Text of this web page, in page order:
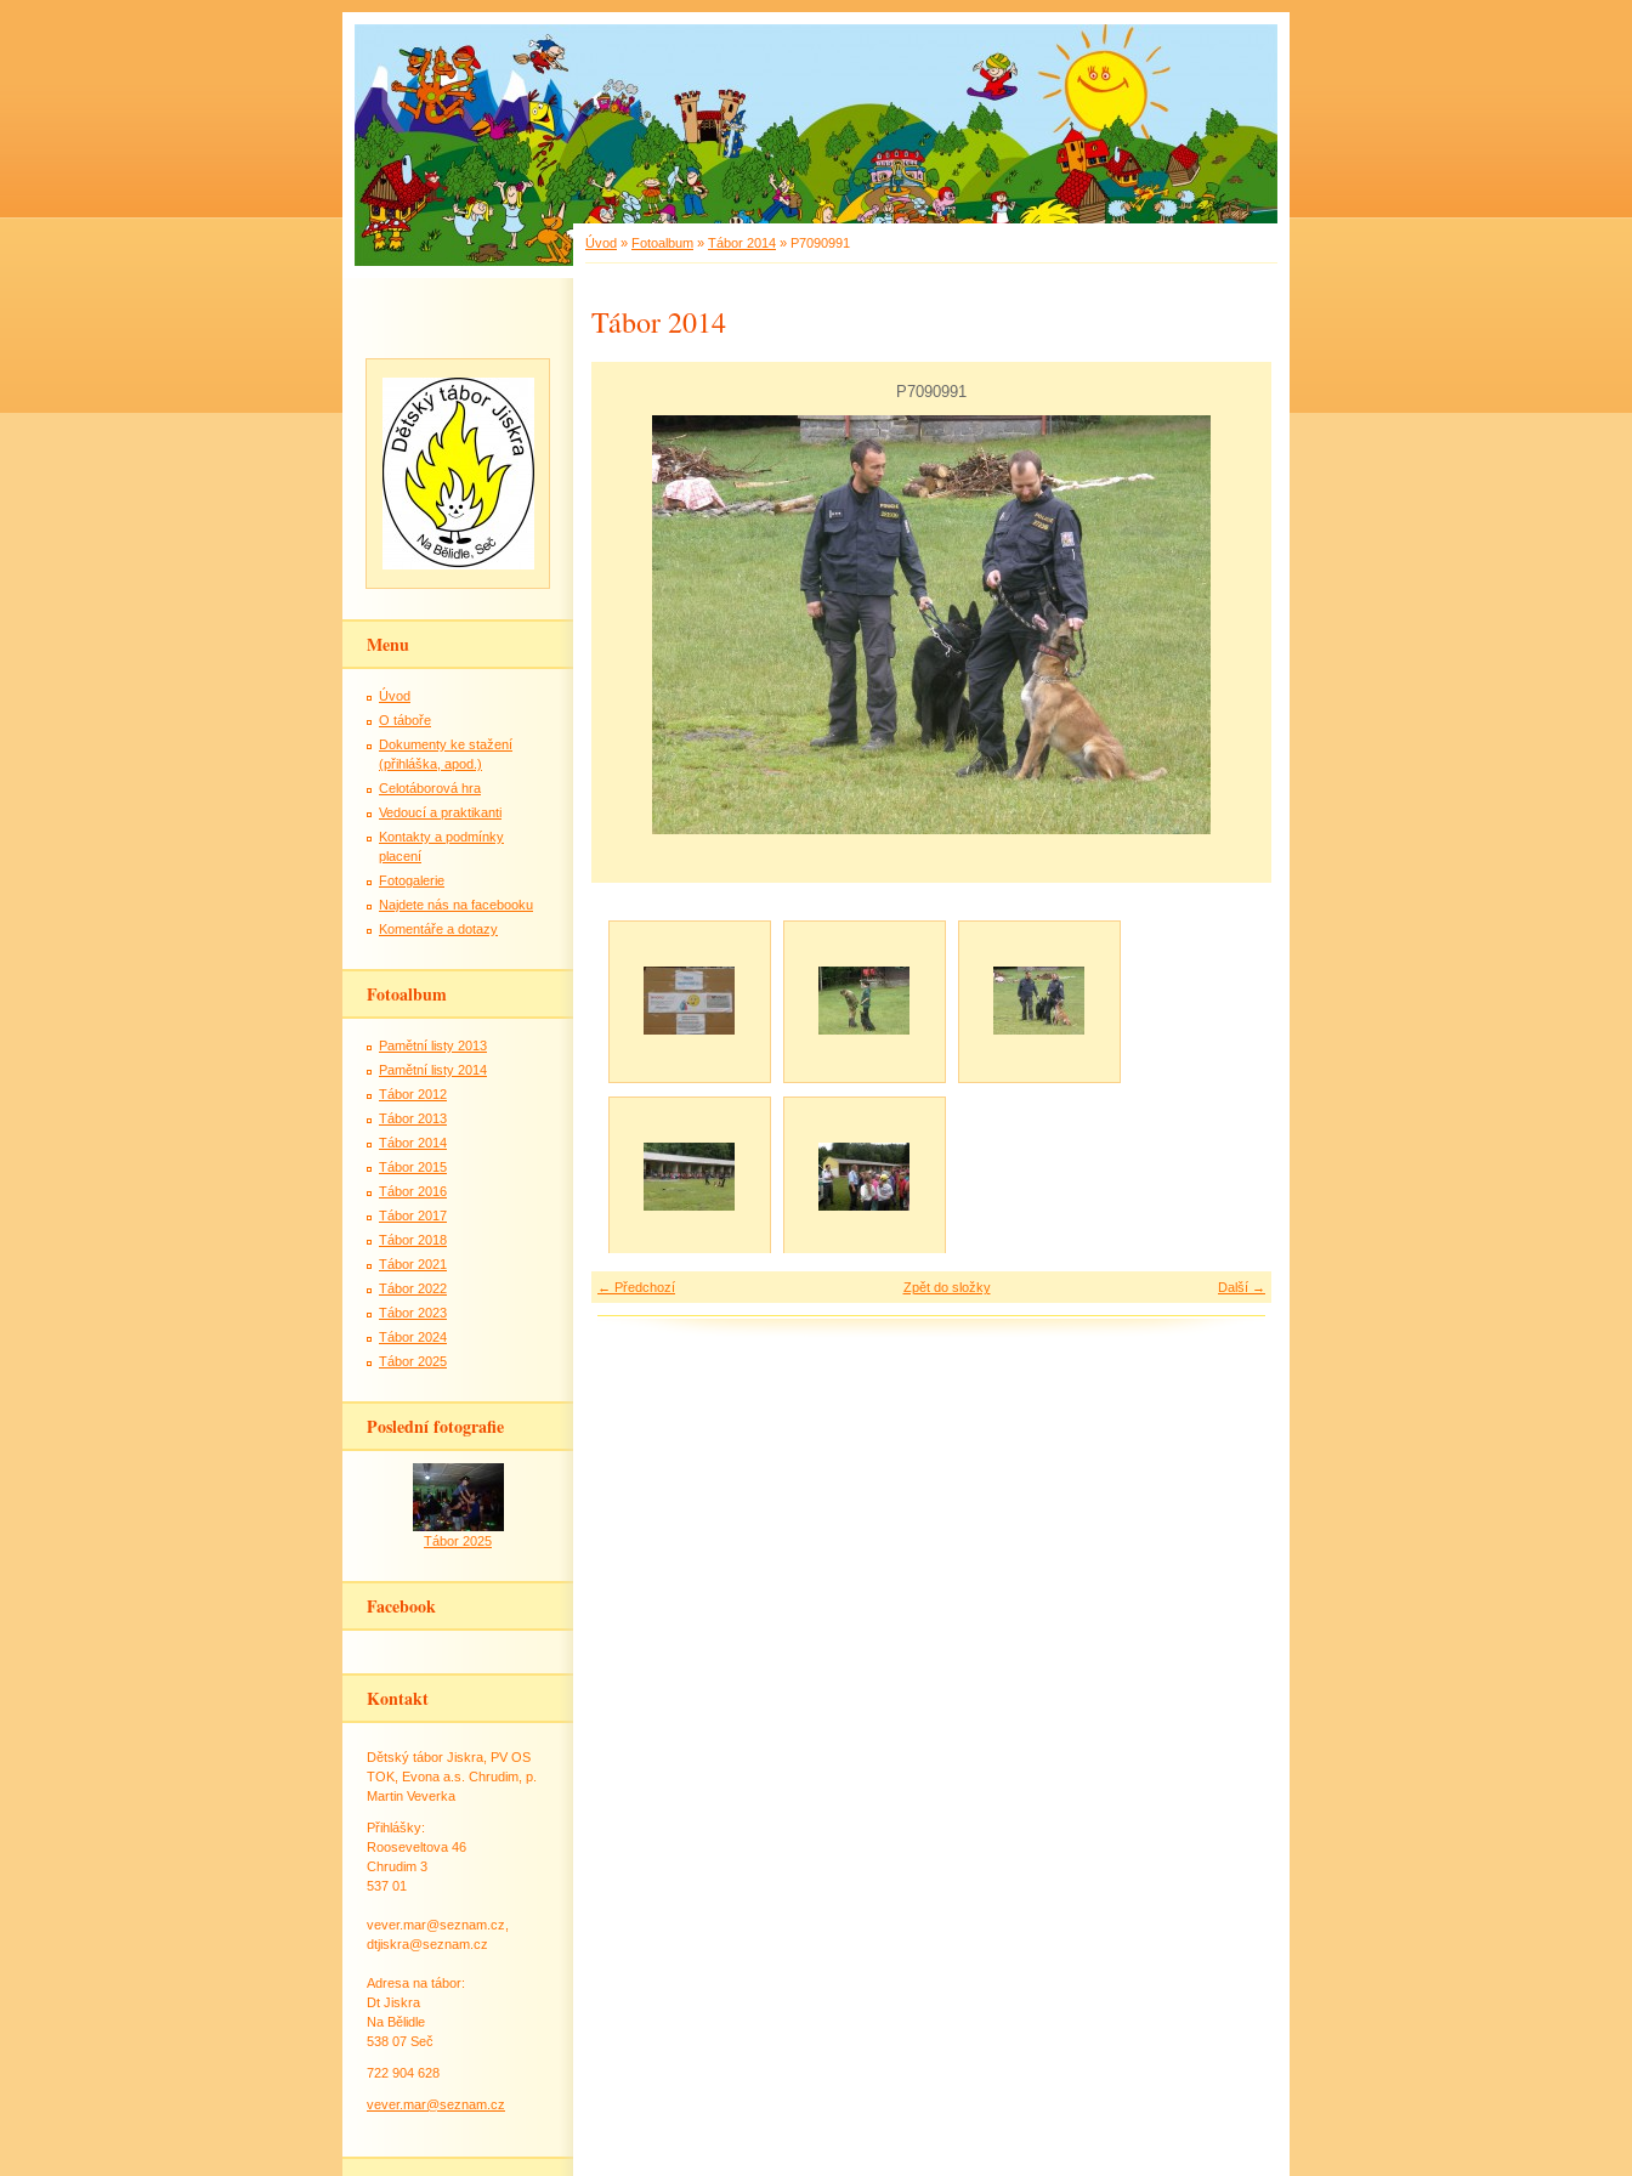
Úvod » Fotoalbum » Tábor 2014 » P7090991
Tábor 2014
P7090991
← Předchozí Další →
Zpět do složky
Menu
Úvod
O táboře
Dokumenty ke stažení
(přihláška, apod.)
Celotáborová hra
Vedoucí a praktikanti
Kontakty a podmínky
placení
Fotogalerie
Najdete nás na facebooku
Komentáře a dotazy
Fotoalbum
Pamětní listy 2013
Pamětní listy 2014
Tábor 2012
Tábor 2013
Tábor 2014
Tábor 2015
Tábor 2016
Tábor 2017
Tábor 2018
Tábor 2021
Tábor 2022
Tábor 2023
Tábor 2024
Tábor 2025
Poslední fotografie
Tábor 2025
Facebook
Kontakt
Dětský tábor Jiskra, PV OS
TOK, Evona a.s. Chrudim, p.
Martin Veverka
Přihlášky:
Rooseveltova 46
Chrudim 3
537 01
vever.mar@seznam.cz,
dtjiskra@seznam.cz
Adresa na tábor:
Dt Jiskra
Na Bělidle
538 07 Seč
722 904 628
vever.mar@seznam.cz